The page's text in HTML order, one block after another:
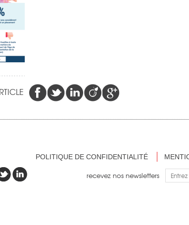
POLITIQUE DE CONFIDENTIALITÉ
recevez nos newsletters